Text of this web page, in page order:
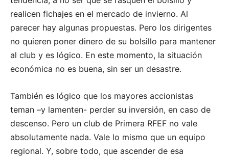
realicen fichajes en el mercado de invierno. Al
parecer hay algunas propuestas. Pero los dirigentes
no quieren poner dinero de su bolsillo para mantener
al club y es lógico. En este momento, la situación
económica no es buena, sin ser un desastre.
También es lógico que los mayores accionistas
teman –y lamenten- perder su inversión, en caso de
descenso. Pero un club de Primera RFEF no vale
absolutamente nada. Vale lo mismo que un equipo
regional. Y, sobre todo, que ascender de esa